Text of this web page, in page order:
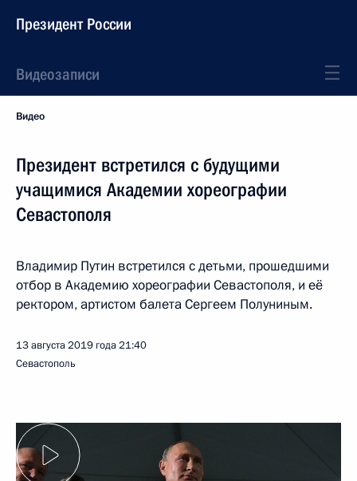
Президент России
Видеозаписи
Видео
Президент встретился с будущими
учащимися Академии хореографии
Севастополя
Владимир Путин встретился с детьми, прошедшими
отбор в Академию хореографии Севастополя, и её
ректором, артистом балета Сергеем Полуниным.
13 августа 2019 года21:40
Севастополь